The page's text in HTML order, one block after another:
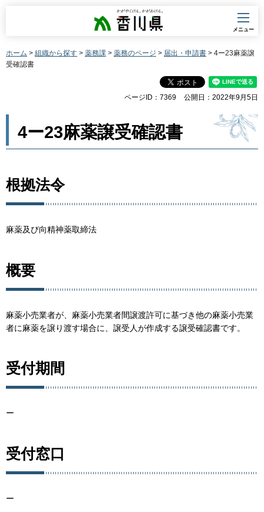
香川県
メニュー
ホーム > 組織から探す > 薬務課 > 薬務のページ > 届出・申請書 > 4ー23麻薬譲
受確認書
ページID：7369 公開日：2022年9月5日
4ー23麻薬譲受確認書
根拠法令
麻薬及び向精神薬取締法
概要
麻薬小売業者が、麻薬小売業者間譲渡許可に基づき他の麻薬小売業
者に麻薬を譲り渡す場合に、譲受人が作成する譲受確認書です。
受付期間
ー
受付窓口
ー